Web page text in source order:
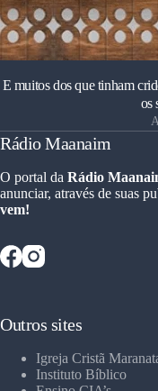
E muitos dos que tinham
os
Rádio Maanaim
O portal da Rádio
anunciar, através de suas
vem!
Outros sites
Igreja Cristã
Instituto Bíblico